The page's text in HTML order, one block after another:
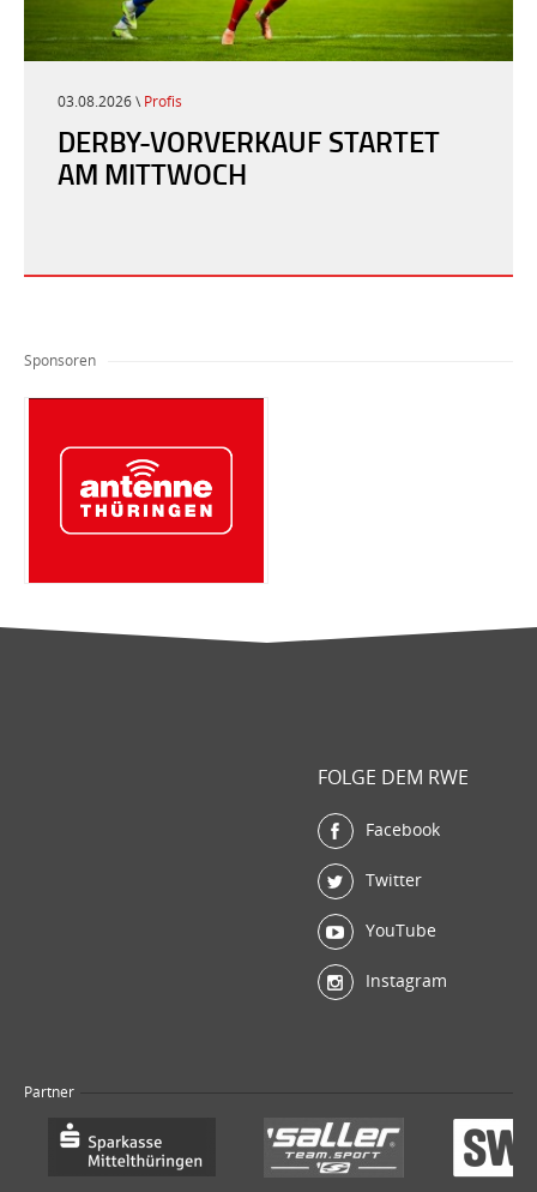
03.08.2026 \ Profis
DERBY-VORVERKAUF STARTET
AM MITTWOCH
Sponsoren
FOLGE DEM RWE
Facebook
Twitter
YouTube
Instagram
Partner